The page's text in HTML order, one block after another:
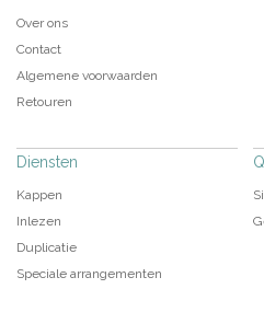
Over ons
Contact
Algemene voorwaarden
Retouren
Diensten
Kappen
Inlezen
Duplicatie
Speciale arrangementen